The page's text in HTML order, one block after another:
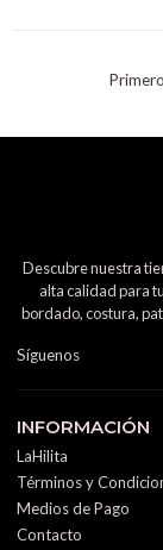
Primero
Descubre nuestra
alta calidad para
bordado, costura,
Síguenos
INFORMACIÓN
LaHilita
Términos y
Medios de Pago
Contacto